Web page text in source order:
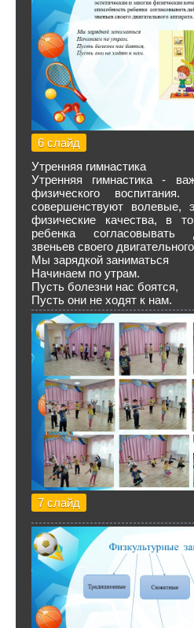
6 слайд
Утренняя гимнастика
Утренняя гимнастика -
физического воспитания.
совершенствуют волевые,
физические качества, в
ребенка согласовывать
звеньев своего
Мы зарядкой заниматься
Начинаем по утрам.
Пусть болезни нас боятся,
Пусть они не ходят к нам.
7 слайд